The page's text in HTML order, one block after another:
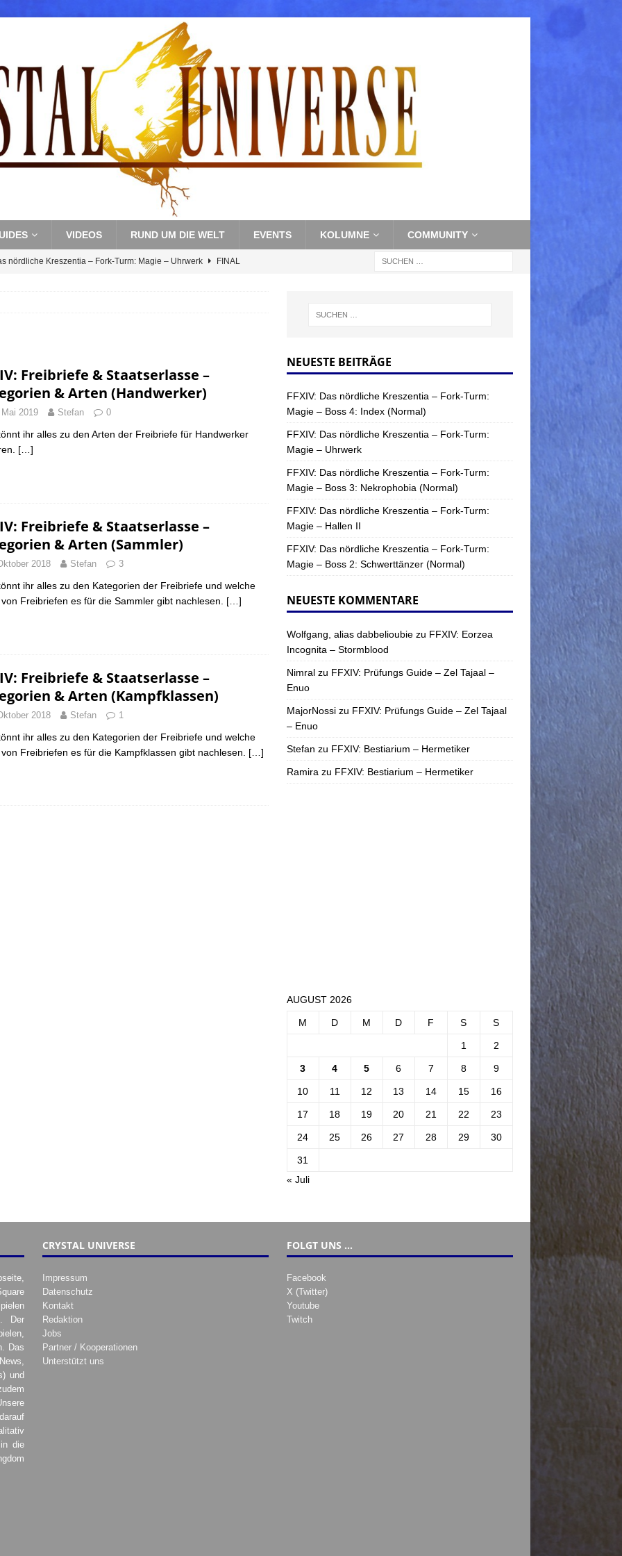
VIDEOS RUND UM DIE WELT EVENTS KOLUMNE COMMUNITY
nördliche Kreszentia – Fork-Turm: Magie – Uhrwerk FINAL
nördliche Kreszentia – Fork-Turm: Magie – Boss 2: Schwerttänzer
nördliche Kreszentia – Fork-Turm: Magie – Boss 4: Index (Normal)
Freibriefe & Staatserlasse –
& Arten (Handwerker)
2019 Stefan 0
ihr alles zu den Arten der Freibriefe für Handwerker
[…]
Freibriefe & Staatserlasse –
& Arten (Sammler)
2018 Stefan 3
ihr alles zu den Kategorien der Freibriefe und welche
Freibriefen es für die Sammler gibt nachlesen. […]
Freibriefe & Staatserlasse –
& Arten (Kampfklassen)
2018 Stefan 1
ihr alles zu den Kategorien der Freibriefe und welche
Freibriefen es für die Kampfklassen gibt nachlesen. […]
NEUESTE BEITRÄGE
FFXIV: Das nördliche Kreszentia – Fork-Turm:
Magie – Boss 4: Index (Normal)
FFXIV: Das nördliche Kreszentia – Fork-Turm:
Magie – Uhrwerk
FFXIV: Das nördliche Kreszentia – Fork-Turm:
Magie – Boss 3: Nekrophobia (Normal)
FFXIV: Das nördliche Kreszentia – Fork-Turm:
Magie – Hallen II
FFXIV: Das nördliche Kreszentia – Fork-Turm:
Magie – Boss 2: Schwerttänzer (Normal)
NEUESTE KOMMENTARE
Wolfgang, alias dabbelioubiezu FFXIV: Eorzea
Incognita – Stormblood
Nimralzu FFXIV: Prüfungs Guide – Zel Tajaal –
Enuo
MajorNossizu FFXIV: Prüfungs Guide – Zel Tajaal
– Enuo
Stefan zu FFXIV: Bestiarium – Hermetiker
Ramira zu FFXIV: Bestiarium – Hermetiker
AUGUST 2026
M D M D F S S
1 2
3 4 5 6 7 8 9
10 11 12 13 14 15 16
17 18 19 20 21 22 23
24 25 26 27 28 29 30
31
« Juli
Der
Das
und
die
CRYSTAL UNIVERSE
Impressum
Datenschutz
Kontakt
Redaktion
Jobs
Partner / Kooperationen
Unterstützt uns
FOLGT UNS …
Facebook
X (Twitter)
Youtube
Twitch